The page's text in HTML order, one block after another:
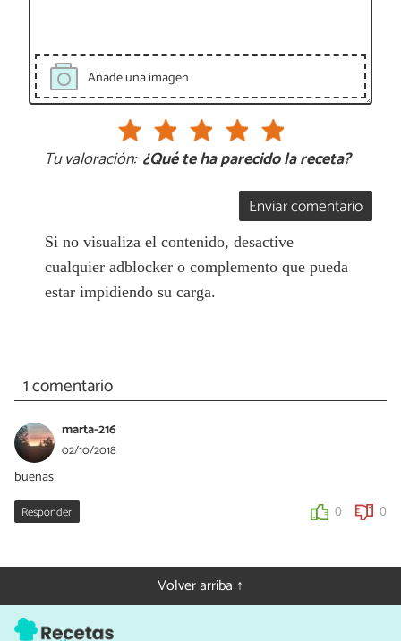
Añade una imagen
Tu valoración: ¿Qué te ha parecido la receta?
Enviar comentario
Si no visualiza el contenido, desactive
cualquier adblocker o complemento que pueda
estar impidiendo su carga.
1 comentario
marta-216
02/10/2018
buenas
Responder 0 0
Volver arriba ↑